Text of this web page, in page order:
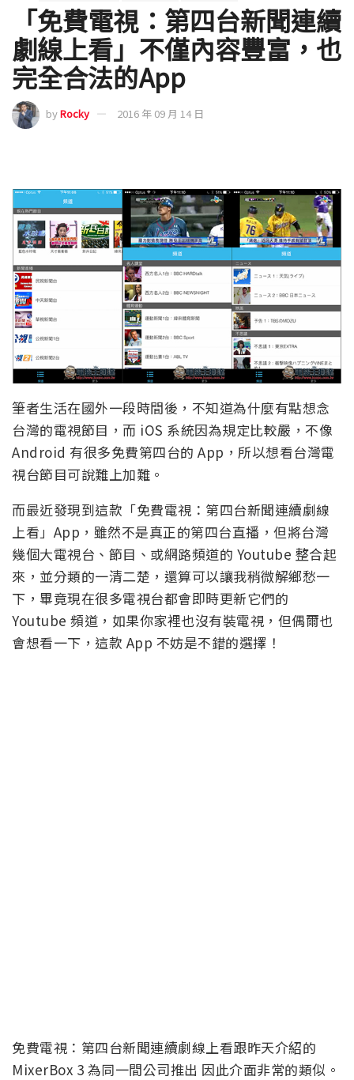
「免費電視：第四台新聞連續
劇線上看」不僅內容豐富，也
完全合法的App
byRocky 2016 年 09 月 14 日
筆者生活在國外一段時間後，不知道為什麼有點想念
台灣的電視節目，而 iOS 系統因為規定比較嚴，不像
Android 有很多免費第四台的 App，所以想看台灣電
視台節目可說難上加難。
而最近發現到這款「免費電視：第四台新聞連續劇線
上看」App，雖然不是真正的第四台直播，但將台灣
幾個大電視台、節目、或網路頻道的 Youtube 整合起
來，並分類的一清二楚，還算可以讓我稍微解鄉愁一
下，畢竟現在很多電視台都會即時更新它們的
Youtube 頻道，如果你家裡也沒有裝電視，但偶爾也
會想看一下，這款 App 不妨是不錯的選擇！
免費電視：第四台新聞連續劇線上看跟昨天介紹的
MixerBox 3 為同一間公司推出 因此介面非常的類似。